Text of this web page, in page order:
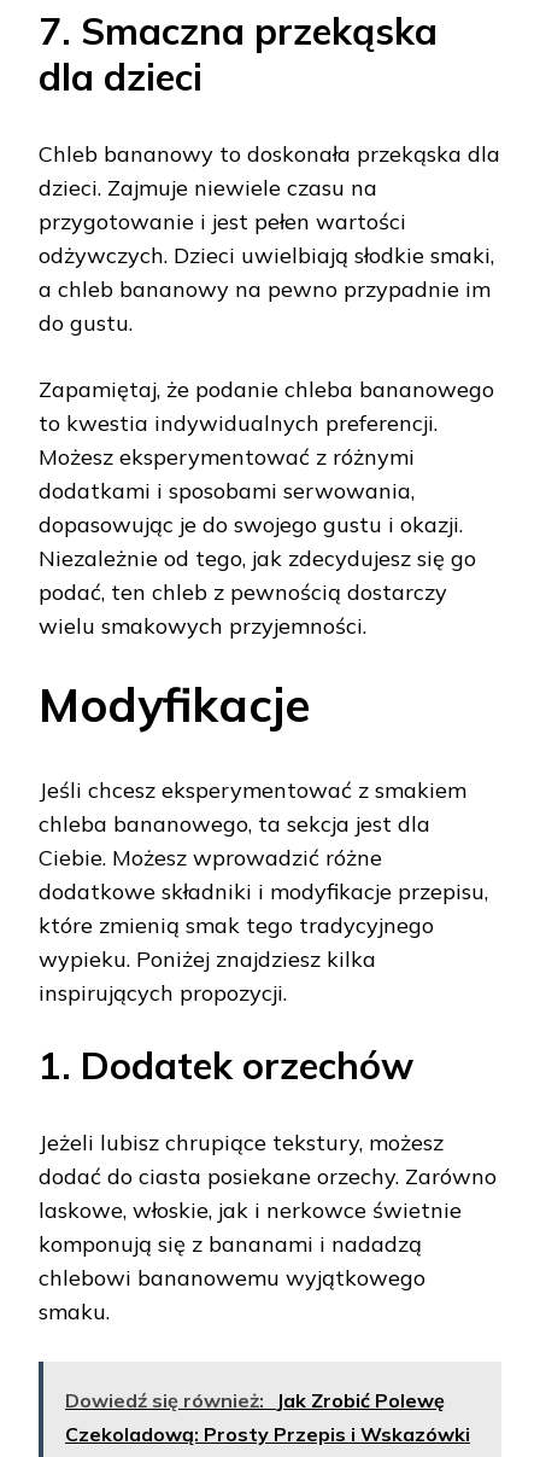
7. Smaczna przekąska
dla dzieci
Chleb bananowy to doskonała przekąska dla
dzieci. Zajmuje niewiele czasu na
przygotowanie i jest pełen wartości
odżywczych. Dzieci uwielbiają słodkie smaki,
a chleb bananowy na pewno przypadnie im
do gustu.
Zapamiętaj, że podanie chleba bananowego
to kwestia indywidualnych preferencji.
Możesz eksperymentować z różnymi
dodatkami i sposobami serwowania,
dopasowując je do swojego gustu i okazji.
Niezależnie od tego, jak zdecydujesz się go
podać, ten chleb z pewnością dostarczy
wielu smakowych przyjemności.
Modyfikacje
Jeśli chcesz eksperymentować z smakiem
chleba bananowego, ta sekcja jest dla
Ciebie. Możesz wprowadzić różne
dodatkowe składniki i modyfikacje przepisu,
które zmienią smak tego tradycyjnego
wypieku. Poniżej znajdziesz kilka
inspirujących propozycji.
1. Dodatek orzechów
Jeżeli lubisz chrupiące tekstury, możesz
dodać do ciasta posiekane orzechy. Zarówno
laskowe, włoskie, jak i nerkowce świetnie
komponują się z bananami i nadadzą
chlebowi bananowemu wyjątkowego
smaku.
Dowiedź się również:
Jak Zrobić Polewę
Czekoladową: Prosty Przepis i Wskazówki